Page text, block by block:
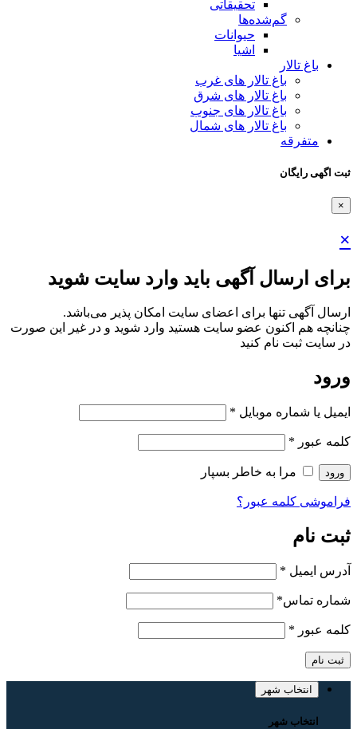
تحقیقاتی
گم‌شده‌ها
حیوانات
اشیا
باغ تالار
باغ تالار های غرب
باغ تالار های شرق
باغ تالار های جنوب
باغ تالار های شمال
متفرقه
ثبت اگهی رایگان
×
×
برای ارسال آگهی باید وارد سایت شوید
ارسال آگهی تنها برای اعضای سایت امکان پذیر می‌باشد.
چنانچه هم‌ اکنون عضو سایت هستید وارد شوید و در غیر این صورت
در سایت ثبت نام کنید
ورود
ایمیل یا شماره موبایل *
کلمه عبور *
ورود مرا به خاطر بسپار
فراموشی کلمه عبور؟
ثبت نام
آدرس ایمیل *
شماره تماس*
کلمه عبور *
ثبت نام
انتخاب شهر
انتخاب شهر